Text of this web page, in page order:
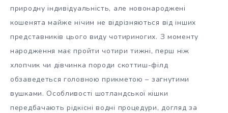
природну індивідуальність, але новонароджені
кошенята майже нічим не відрізняються від інших
представників цього виду чотириногих. З моменту
народження має пройти чотири тижні, перш ніж
хлопчик чи дівчинка породи скоттиш-філд
обзаведеться головною прикметою – загнутими
вушками. Особливості шотландської кішки
передбачають рідкісні водні процедури, догляд за